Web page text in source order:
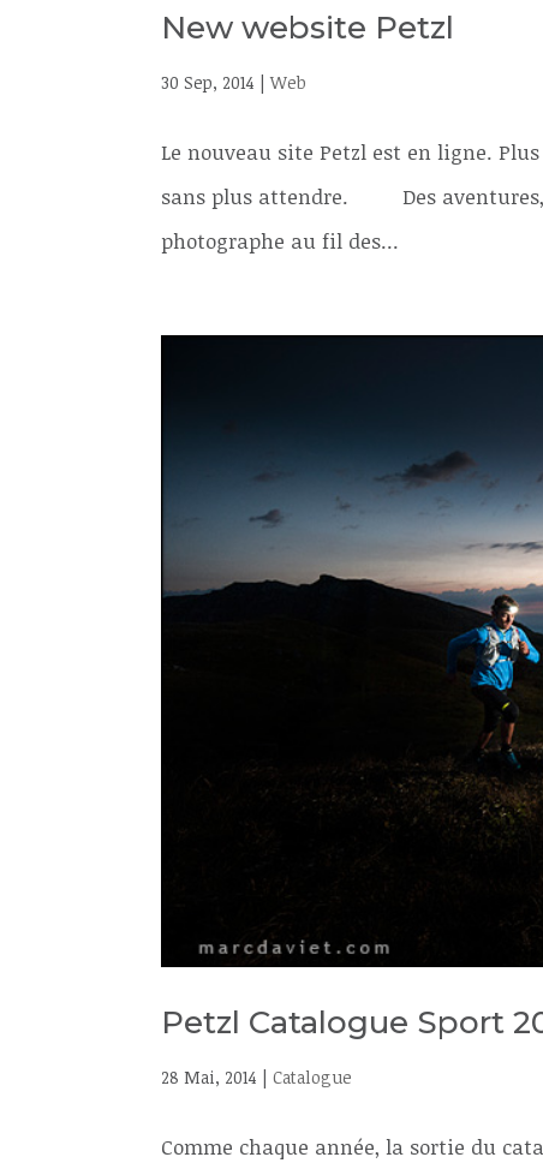
New website Petzl
30 Sep, 2014 |Web
Le nouveau site Petzl est en ligne.
sans plus attendre. Des aventures,
photographe au fil des...
Petzl Catalogue Sport
28 Mai, 2014 |Catalogue
Comme chaque année, la sortie du